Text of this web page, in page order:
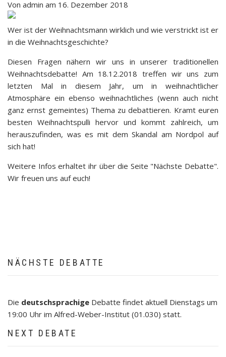
Von admin am 16. Dezember 2018
Wer ist der Weihnachtsmann wirklich und wie verstrickt ist er
in die Weihnachtsgeschichte?
Diesen Fragen nähern wir uns in unserer traditionellen
Weihnachtsdebatte! Am 18.12.2018 treffen wir uns zum
letzten Mal in diesem Jahr, um in weihnachtlicher
Atmosphäre ein ebenso weihnachtliches (wenn auch nicht
ganz ernst gemeintes) Thema zu debattieren. Kramt euren
besten Weihnachtspulli hervor und kommt zahlreich, um
herauszufinden, was es mit dem Skandal am Nordpol auf
sich hat!
Weitere Infos erhaltet ihr über die Seite "Nächste Debatte".
Wir freuen uns auf euch!
NÄCHSTE DEBATTE
Die deutschsprachige Debatte findet aktuell Dienstags um
19:00 Uhr im Alfred-Weber-Institut (01.030) statt.
NEXT DEBATE